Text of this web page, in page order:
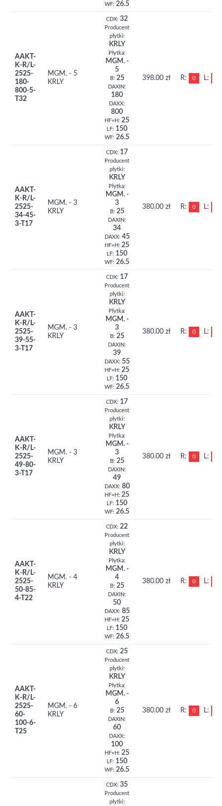
WF: 26.5
AAKT-
K-R/L-
2525-
180-
800-5-
T32
MGM. - 5
KRLY
CDX: 32
Producent
płytki:
KRLY
Płytka:
MGM. -
5
B: 25
DAXIN:
180
DAXX:
800
HF=H: 25
LF: 150
WF: 26.5
398.00 zł R: 0 L:
AAKT-
K-R/L-
2525-
34-45-
3-T17
MGM. - 3
KRLY
CDX: 17
Producent
płytki:
KRLY
Płytka:
MGM. -
3
B: 25
DAXIN:
34
DAXX: 45
HF=H: 25
LF: 150
WF: 26.5
380.00 zł R: 0 L:
AAKT-
K-R/L-
2525-
39-55-
3-T17
MGM. - 3
KRLY
CDX: 17
Producent
płytki:
KRLY
Płytka:
MGM. -
3
B: 25
DAXIN:
39
DAXX: 55
HF=H: 25
LF: 150
WF: 26.5
380.00 zł R: 0 L:
AAKT-
K-R/L-
2525-
49-80-
3-T17
MGM. - 3
KRLY
CDX: 17
Producent
płytki:
KRLY
Płytka:
MGM. -
3
B: 25
DAXIN:
49
DAXX: 80
HF=H: 25
LF: 150
WF: 26.5
380.00 zł R: 0 L:
AAKT-
K-R/L-
2525-
50-85-
4-T22
MGM. - 4
KRLY
CDX: 22
Producent
płytki:
KRLY
Płytka:
MGM. -
4
B: 25
DAXIN:
50
DAXX: 85
HF=H: 25
LF: 150
WF: 26.5
380.00 zł R: 0 L:
AAKT-
K-R/L-
2525-
60-
100-6-
T25
MGM. - 6
KRLY
CDX: 25
Producent
płytki:
KRLY
Płytka:
MGM. -
6
B: 25
DAXIN:
60
DAXX:
100
HF=H: 25
LF: 150
WF: 26.5
380.00 zł R: 0 L:
CDX: 35
Producent
płytki: